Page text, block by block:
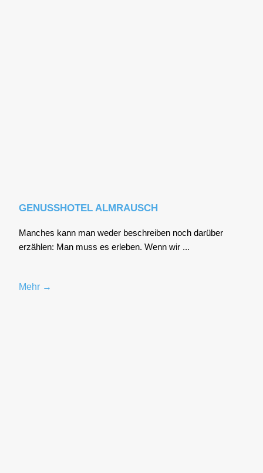
GENUSSHOTEL ALMRAUSCH
Man­ches kann man weder beschrei­ben noch dar­über
erzäh­len: Man muss es erle­ben. Wenn wir ...
Mehr →